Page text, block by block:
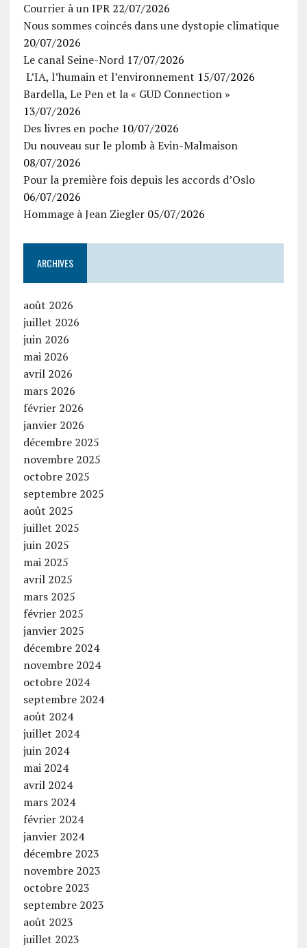
Courrier à un IPR 22/07/2026
Nous sommes coincés dans une dystopie climatique
20/07/2026
Le canal Seine-Nord 17/07/2026
L’IA, l’humain et l’environnement 15/07/2026
Bardella, Le Pen et la « GUD Connection »
13/07/2026
Des livres en poche 10/07/2026
Du nouveau sur le plomb à Evin-Malmaison
08/07/2026
Pour la première fois depuis les accords d’Oslo
06/07/2026
Hommage à Jean Ziegler 05/07/2026
ARCHIVES
août 2026
juillet 2026
juin 2026
mai 2026
avril 2026
mars 2026
février 2026
janvier 2026
décembre 2025
novembre 2025
octobre 2025
septembre 2025
août 2025
juillet 2025
juin 2025
mai 2025
avril 2025
mars 2025
février 2025
janvier 2025
décembre 2024
novembre 2024
octobre 2024
septembre 2024
août 2024
juillet 2024
juin 2024
mai 2024
avril 2024
mars 2024
février 2024
janvier 2024
décembre 2023
novembre 2023
octobre 2023
septembre 2023
août 2023
juillet 2023